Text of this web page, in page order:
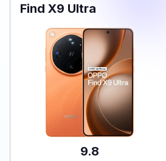
Find X9 Ultra
9.8